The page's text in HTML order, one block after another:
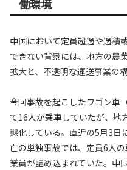
働環境
中国において定員超過や過積
できない背景には、地方の農
拡大と、不透明な運送事業の
今回事故を起こしたワゴン車
て16人が乗車していたが、地
態化している。直近の5月3日
亡の単独事故では、定員6人
業員が詰め込まれていた。中